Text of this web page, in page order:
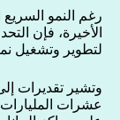
الأخيرة، فإن
لتطوير وتشغيل
وتشير تقديرات
عشرات